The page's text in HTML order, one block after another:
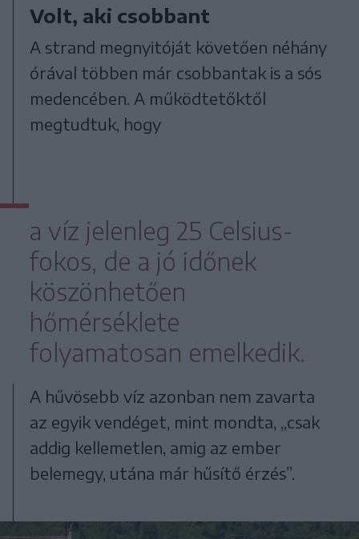
Volt, aki csobbant
A strand megnyitóját követően néhány
órával többen már csobbantak is a sós
medencében. A működtetőktől
megtudtuk, hogy
a víz jelenleg 25 Celsius-
fokos, de a jó időnek
köszönhetően
hőmérséklete
folyamatosan emelkedik.
A hűvösebb víz azonban nem zavarta
az egyik vendéget, mint mondta, „csak
addig kellemetlen, amig az ember
belemegy, utána már hűsítő érzés”.